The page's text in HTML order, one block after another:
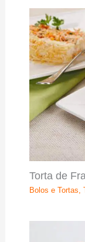
Torta de
Bolos e Tortas,